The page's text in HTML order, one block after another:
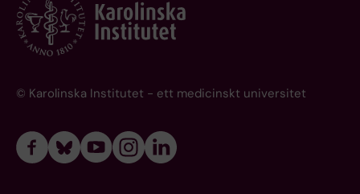
© Karolinska Institutet - ett medicinskt universitet